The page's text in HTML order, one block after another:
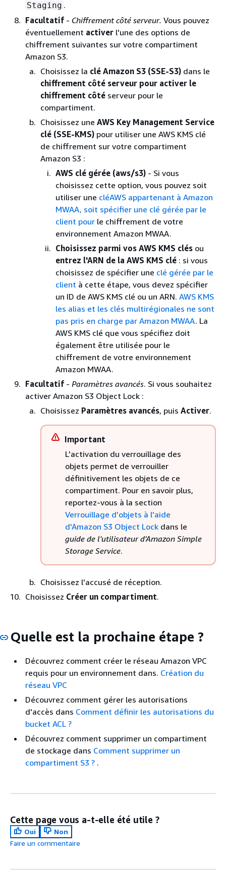
Staging .
Facultatif - Chiffrement côté serveur. Vous pouvez
éventuellement activer l'une des options de
chiffrement suivantes sur votre compartiment
Amazon S3.
Choisissez la clé Amazon S3 (SSE-S3) dans le
chiffrement côté serveur pour activer le
chiffrement côté serveur pour le
compartiment.
Choisissez une AWS Key Management Service
clé (SSE-KMS) pour utiliser une AWS KMS clé
de chiffrement sur votre compartiment
Amazon S3 :
AWS clé gérée (aws/s3) - Si vous
choisissez cette option, vous pouvez soit
utiliser une cléAWS appartenant à Amazon
MWAA, soit spécifier une clé gérée par le
client pour le chiffrement de votre
environnement Amazon MWAA.
Choisissez parmi vos AWS KMS clés ou
entrez l'ARN de la AWS KMS clé : si vous
choisissez de spécifier une clé gérée par le
client à cette étape, vous devez spécifier
un ID de AWS KMS clé ou un ARN. AWS KMS
les alias et les clés multirégionales ne sont
pas pris en charge par Amazon MWAA. La
AWS KMS clé que vous spécifiez doit
également être utilisée pour le
chiffrement de votre environnement
Amazon MWAA.
Facultatif - Paramètres avancés. Si vous souhaitez
activer Amazon S3 Object Lock :
Choisissez Paramètres avancés, puis Activer.
Important
L'activation du verrouillage des
objets permet de verrouiller
définitivement les objets de ce
compartiment. Pour en savoir plus,
reportez-vous à la section
Verrouillage d'objets à l'aide
d'Amazon S3 Object Lock dans le
guide de l'utilisateur d'Amazon Simple
Storage Service.
Choisissez l'accusé de réception.
Choisissez Créer un compartiment.
Quelle est la prochaine étape ?
Découvrez comment créer le réseau Amazon VPC
requis pour un environnement dans. Création du
réseau VPC
Découvrez comment gérer les autorisations
d'accès dans Comment définir les autorisations du
bucket ACL ?
Découvrez comment supprimer un compartiment
de stockage dans Comment supprimer un
compartiment S3 ? .
Cette page vous a-t-elle été utile ?
Oui
Non
Faire un commentaire